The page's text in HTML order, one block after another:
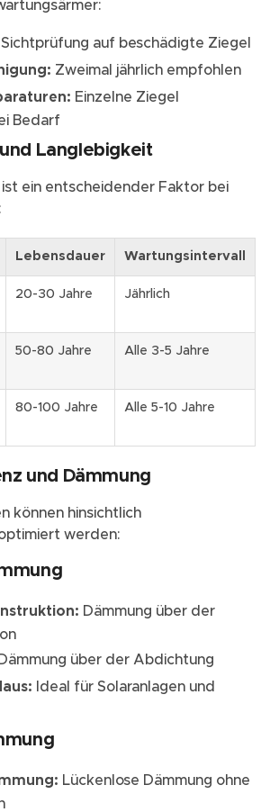
Sichtprüfung auf beschädigte Ziegel
Zweimal jährlich empfohlen
Einzelne Ziegel
Bedarf
Langlebigkeit
ist ein entscheidender Faktor bei
Lebensdauer Wartungsintervall
20-30 Jahre Jährlich
50-80 Jahre Alle 3-5 Jahre
80-100 Jahre Alle 5-10 Jahre
und Dämmung
können hinsichtlich
werden:
Dämmung über der
Dämmung über der Abdichtung
Ideal für Solaranlagen und
Lückenlose Dämmung ohne